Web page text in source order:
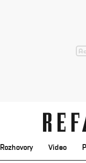
Rozhovory Video